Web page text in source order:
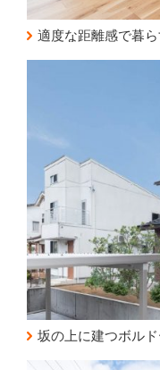
適度な距離感で暮
坂の上に建つボル